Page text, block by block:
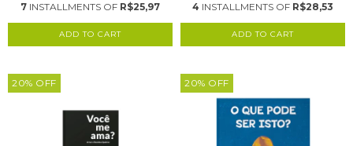
7 INSTALLMENTS OF R$25,97 4 INSTALLMENTS OF R$28,53
20% OFF 20% OFF